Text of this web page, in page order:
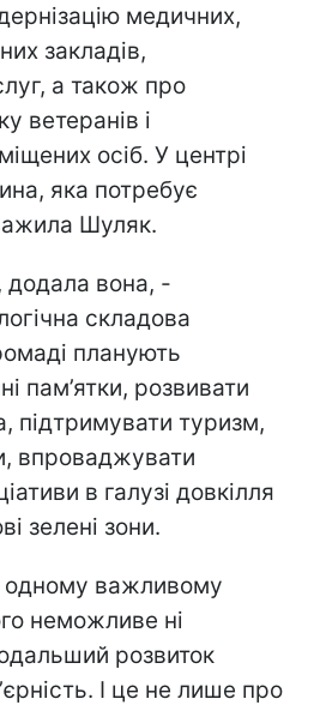
медичних,
закладів,
а також про
ветеранів і
осіб. У центрі
яка потребує
Шуляк.
вона, -
складова
планують
пам’ятки, розвивати
підтримувати туризм,
впроваджувати
в галузі довкілля
зелені зони.
важливому
неможливе ні
розвиток
І це не лише про